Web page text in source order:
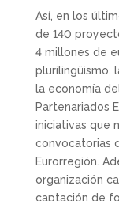
Así, en los
de 140
4 millones de
plurilingüismo,
la economía
Partenariados
iniciativas que
convocatorias
Eurorregión.
organización
captación de